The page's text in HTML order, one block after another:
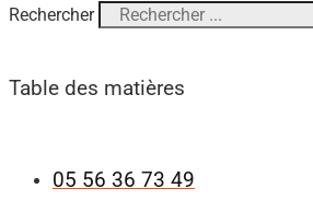
Rechercher
Table des matières
05 56 36 73 49